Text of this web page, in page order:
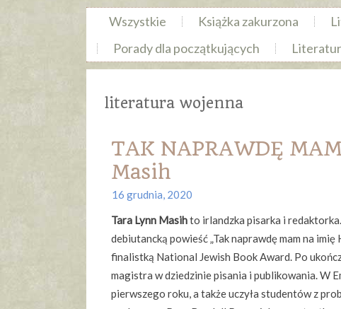
Wszystkie Książka zakurzona
Porady dla początkujących
literatura wojenna
TAK NAPRAWDĘ
Masih
16 grudnia, 2020
Tara Lynn Masihto irlandzka pisarka i
debiutancką powieść „Tak naprawdę mam na
finalistką National Jewish Book Award. Po
magistra w dziedzinie pisania i publikowania. W
pierwszego roku, a także uczyła studentów z